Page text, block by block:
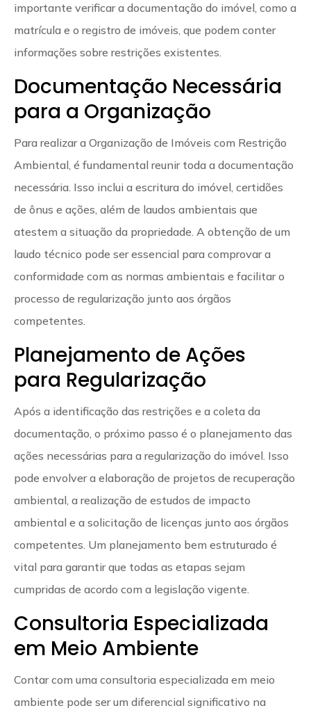
importante verificar a documentação do imóvel, como a
matrícula e o registro de imóveis, que podem conter
informações sobre restrições existentes.
Documentação Necessária
para a Organização
Para realizar a Organização de Imóveis com Restrição
Ambiental, é fundamental reunir toda a documentação
necessária. Isso inclui a escritura do imóvel, certidões
de ônus e ações, além de laudos ambientais que
atestem a situação da propriedade. A obtenção de um
laudo técnico pode ser essencial para comprovar a
conformidade com as normas ambientais e facilitar o
processo de regularização junto aos órgãos
competentes.
Planejamento de Ações
para Regularização
Após a identificação das restrições e a coleta da
documentação, o próximo passo é o planejamento das
ações necessárias para a regularização do imóvel. Isso
pode envolver a elaboração de projetos de recuperação
ambiental, a realização de estudos de impacto
ambiental e a solicitação de licenças junto aos órgãos
competentes. Um planejamento bem estruturado é
vital para garantir que todas as etapas sejam
cumpridas de acordo com a legislação vigente.
Consultoria Especializada
em Meio Ambiente
Contar com uma consultoria especializada em meio
ambiente pode ser um diferencial significativo na